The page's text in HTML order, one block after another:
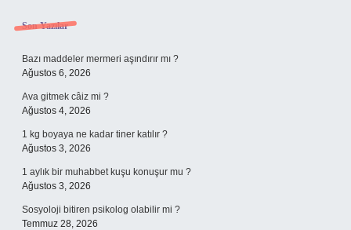
Sidebar
Son Yazılar
Bazı maddeler mermeri aşındırır mı ?
Ağustos 6, 2026
Ava gitmek câiz mi ?
Ağustos 4, 2026
1 kg boyaya ne kadar tiner katılır ?
Ağustos 3, 2026
1 aylık bir muhabbet kuşu konuşur mu ?
Ağustos 3, 2026
Sosyoloji bitiren psikolog olabilir mi ?
Temmuz 28, 2026